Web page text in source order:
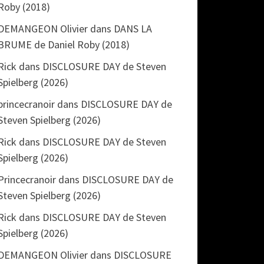
(2018)
Olivier dans DANS LA
de Daniel Roby (2018)
dans DISCLOSURE DAY de Steven
(2026)
dans DISCLOSURE DAY de
Spielberg (2026)
dans DISCLOSURE DAY de Steven
(2026)
dans DISCLOSURE DAY de
Spielberg (2026)
dans DISCLOSURE DAY de Steven
(2026)
Olivier dans DISCLOSURE